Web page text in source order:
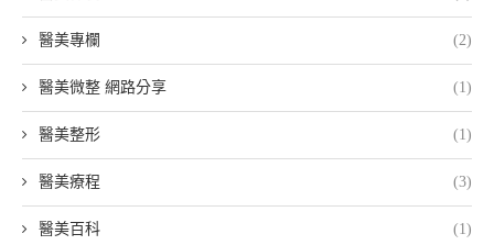
醫美專欄 (2)
醫美微整 網路分享 (1)
醫美整形 (1)
醫美療程 (3)
醫美百科 (1)